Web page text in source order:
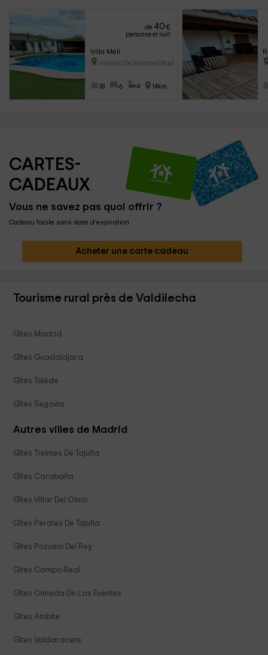
de 40€
personne et nuit
Villa Meli
Villarejo De Salvanes (Madrid)
18 6 4 14km
CARTES-
CADEAUX
Vous ne savez pas quoi offrir ?
Cadeau facile sans date d'expiration
Acheter une carte cadeau
Tourisme rural près de Valdilecha
Gîtes Madrid
Gîtes Guadalajara
Gîtes Tolède
Gîtes Segovia
Autres villes de Madrid
Gîtes Tielmes De Tajuña
Gîtes Carabaña
Gîtes Villar Del Olmo
Gîtes Perales De Tajuña
Gîtes Pozuelo Del Rey
Gîtes Campo Real
Gîtes Olmeda De Las Fuentes
Gîtes Ambite
Gîtes Valdaracete